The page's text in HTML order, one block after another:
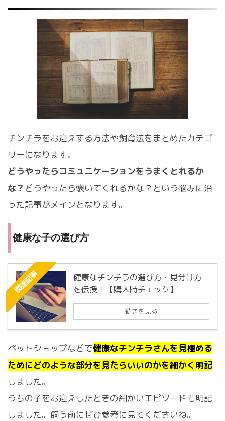
チンチラをお迎えする方法や飼育法をまとめたカテゴ
リーになります。
どうやったらコミュニケーションをうまくとれるか
な？ どうやったら懐いてくれるかな？という悩みに沿
った記事がメインとなります。
健康な子の選び方
関連記事
健康なチンチラの選び方・見分け方
を伝授！【購入時チェック】
続きを見る
ペットショップなどで健康なチンチラさんを見極める
ためにどのような部分を見たらいいのかを細かく明記
しました。
うちの子をお迎えしたときの細かいエピソードも明記
しました。飼う前にぜひ参考に見てくださいね。